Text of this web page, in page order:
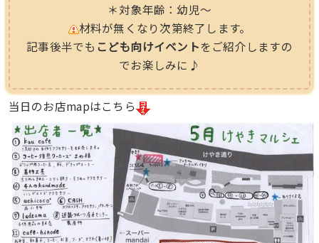
＊対象年齢：幼児～
材料が無くなり次第終了します。
記事後半でも こども向けイベントをご紹介しますの
でお楽しみに♪
当日のお店mapはこちら